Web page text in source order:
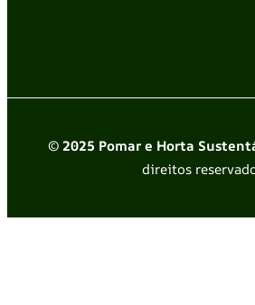
© 2025 Pomar e Horta
direitos